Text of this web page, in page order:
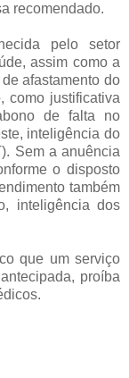
recomendado.
pelo setor
assim como a
afastamento do
como justificativa
de falta no
inteligência do
Sem a anuência
o disposto
também
inteligência dos
que um serviço
proíba